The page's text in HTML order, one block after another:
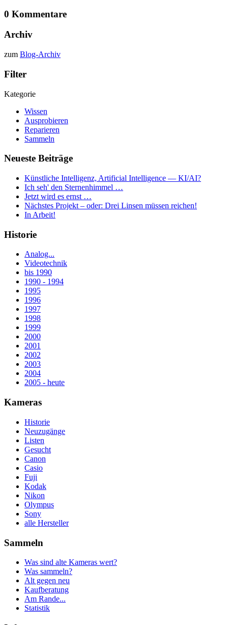
0 Kommentare
Archiv
zum Blog-Archiv
Filter
Kategorie
Wissen
Ausprobieren
Reparieren
Sammeln
Neueste Beiträge
Künstliche Intelligenz, Artificial Intelligence — KI/AI?
Ich seh' den Sternenhimmel …
Jetzt wird es ernst …
Nächstes Projekt – oder: Drei Linsen müssen reichen!
In Arbeit!
Historie
Analog...
Videotechnik
bis 1990
1990 - 1994
1995
1996
1997
1998
1999
2000
2001
2002
2003
2004
2005 - heute
Kameras
Historie
Neuzugänge
Listen
Gesucht
Canon
Casio
Fuji
Kodak
Nikon
Olympus
Sony
alle Hersteller
Sammeln
Was sind alte Kameras wert?
Was sammeln?
Alt gegen neu
Kaufberatung
Am Rande...
Statistik